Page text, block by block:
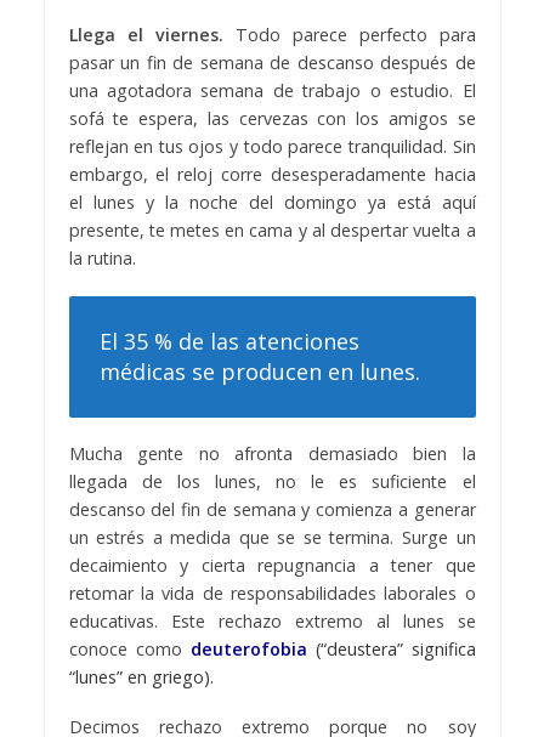
Llega el viernes. Todo parece perfecto para
pasar un fin de semana de descanso después de
una agotadora semana de trabajo o estudio. El
sofá te espera, las cervezas con los amigos se
reflejan en tus ojos y todo parece tranquilidad. Sin
embargo, el reloj corre desesperadamente hacia
el lunes y la noche del domingo ya está aquí
presente, te metes en cama y al despertar vuelta a
la rutina.
El 35 % de las atenciones
médicas se producen en lunes.
Mucha gente no afronta demasiado bien la
llegada de los lunes, no le es suficiente el
descanso del fin de semana y comienza a generar
un estrés a medida que se se termina. Surge un
decaimiento y cierta repugnancia a tener que
retomar la vida de responsabilidades laborales o
educativas. Este rechazo extremo al lunes se
conoce como deuterofobia (“deustera” significa
“lunes” en griego).
Decimos rechazo extremo porque no soy